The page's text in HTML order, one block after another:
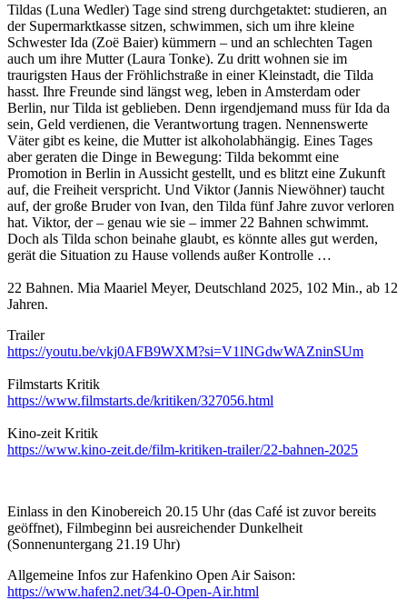
Tildas (Luna Wedler) Tage sind streng durchgetaktet: studieren, an
der Supermarktkasse sitzen, schwimmen, sich um ihre kleine
Schwester Ida (Zoë Baier) kümmern – und an schlechten Tagen
auch um ihre Mutter (Laura Tonke). Zu dritt wohnen sie im
traurigsten Haus der Fröhlichstraße in einer Kleinstadt, die Tilda
hasst. Ihre Freunde sind längst weg, leben in Amsterdam oder
Berlin, nur Tilda ist geblieben. Denn irgendjemand muss für Ida da
sein, Geld verdienen, die Verantwortung tragen. Nennenswerte
Väter gibt es keine, die Mutter ist alkoholabhängig. Eines Tages
aber geraten die Dinge in Bewegung: Tilda bekommt eine
Promotion in Berlin in Aussicht gestellt, und es blitzt eine Zukunft
auf, die Freiheit verspricht. Und Viktor (Jannis Niewöhner) taucht
auf, der große Bruder von Ivan, den Tilda fünf Jahre zuvor verloren
hat. Viktor, der – genau wie sie – immer 22 Bahnen schwimmt.
Doch als Tilda schon beinahe glaubt, es könnte alles gut werden,
gerät die Situation zu Hause vollends außer Kontrolle …
22 Bahnen. Mia Maariel Meyer, Deutschland 2025, 102 Min., ab 12
Jahren.
Trailer
https://youtu.be/vkj0AFB9WXM?si=V1lNGdwWAZninSUm
Filmstarts Kritik
https://www.filmstarts.de/kritiken/327056.html
Kino-zeit Kritik
https://www.kino-zeit.de/film-kritiken-trailer/22-bahnen-2025
Einlass in den Kinobereich 20.15 Uhr (das Café ist zuvor bereits
geöffnet), Filmbeginn bei ausreichender Dunkelheit
(Sonnenuntergang 21.19 Uhr)
Allgemeine Infos zur Hafenkino Open Air Saison:
https://www.hafen2.net/34-0-Open-Air.html